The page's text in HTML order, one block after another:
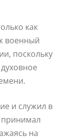
как
военный
поскольку
и служил в
принимал
на